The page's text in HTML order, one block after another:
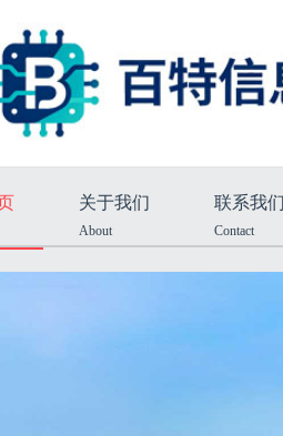
关于我们
About
联系我们
Contact